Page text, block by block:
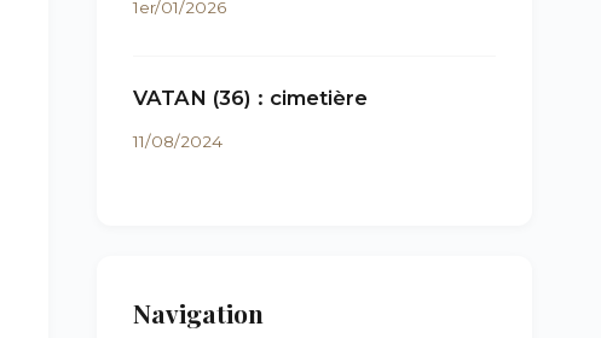
1er/01/2026
VATAN (36) : cimetière
11/08/2024
Navigation